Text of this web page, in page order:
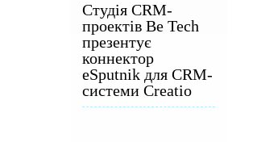
Студія CRM-
проектів Be Tech
презентує
коннектор
eSputnik для CRM-
системи Creatio